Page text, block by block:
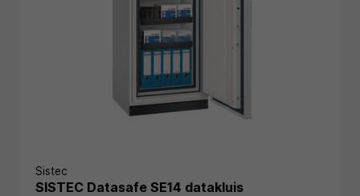
Sistec
SISTEC Datasafe SE14 datakluis